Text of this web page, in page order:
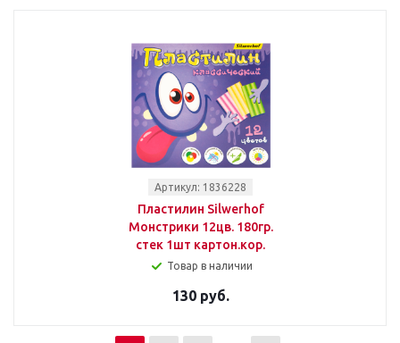
Артикул: 1836228
Пластилин Silwerhof
Монстрики 12цв. 180гр.
стек 1шт картон.кор.
Товар в наличии
130 руб.